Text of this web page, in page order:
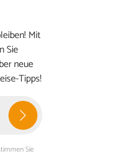
Mit
Sie
neue
Tipps!
Sie